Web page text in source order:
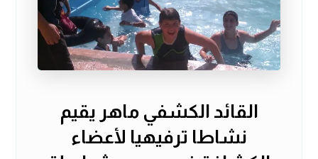
القائد الكشفي ماهر يقيم
نشاطا ترفيهيا لأعضاء